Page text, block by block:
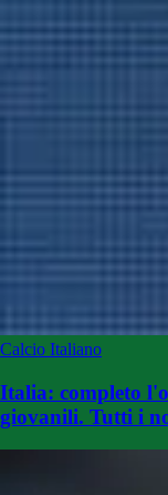
Calcio Italiano
Italia: completo
giovanili. Tutti i